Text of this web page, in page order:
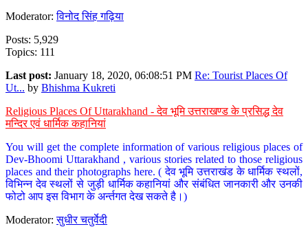
Moderator:विनोद सिंह गढ़िया
Posts: 5,929
Topics: 111
Last post: January 18, 2020, 06:08:51 PM Re: Tourist Places Of
Ut... by Bhishma Kukreti
Religious Places Of Uttarakhand - देव भूमि उत्तराखण्ड के प्रसिद्ध देव
मन्दिर एवं धार्मिक कहानियां
You will get the complete information of various religious places of
Dev-Bhoomi Uttarakhand , various stories related to those religious
places and their photographs here. ( देव भूमि उत्तराखंड के धार्मिक स्थलों,
विभिन्न देव स्थलों से जुड़ी धार्मिक कहानियां और संबंधित जानकारी और उनकी
फोटो आप इस विभाग के अर्न्तगत देख सकते है।)
Moderator:सुधीर चतुर्वेदी